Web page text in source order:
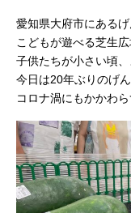
愛知県大府市にある
こどもが遊べる芝生
子供たちが小さい頃
今日は20年ぶりのげん
コロナ渦にもかかわ